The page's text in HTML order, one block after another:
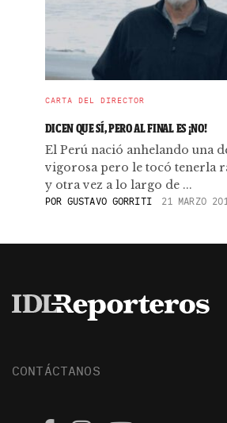
CARTA DEL DIRECTOR
DICEN QUE SÍ, PERO AL FINAL ES ¡NO!
El Perú nació anhelando una
vigorosa pero le tocó tenerla
y otra vez a lo largo de ...
POR GUSTAVO GORRITI 21 MARZO
CONTÁCTANOS